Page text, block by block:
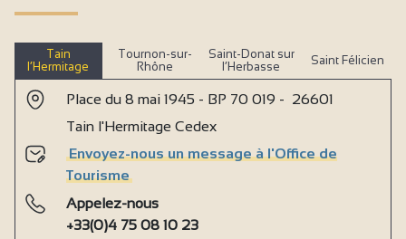
Tain
l’Hermitage
Tournon-sur-
Rhône
Saint-Donat sur
l’Herbasse
Saint Félicien
Place du 8 mai 1945 - BP 70 019 - 26601
Tain l'Hermitage Cedex
Envoyez-nous un message à l'Office de
Tourisme
Appelez-nous
+33(0)4 75 08 10 23